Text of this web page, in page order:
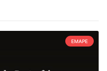
EMAPE